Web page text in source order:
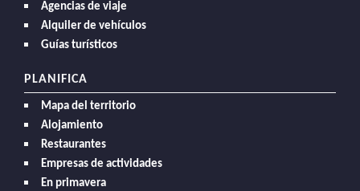
Agencias de viaje
Alquiler de vehículos
Guías turísticos
PLANIFICA
Mapa del territorio
Alojamiento
Restaurantes
Empresas de actividades
En primavera